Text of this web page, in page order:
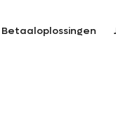
Betaaloplossingen